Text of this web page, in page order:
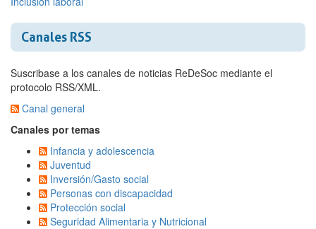
Canales RSS
Suscribase a los canales de noticias ReDeSoc mediante el
protocolo RSS/XML.
Canal general
Canales por temas
Infancia y adolescencia
Juventud
Inversión/Gasto social
Personas con discapacidad
Protección social
Seguridad Alimentaria y Nutricional